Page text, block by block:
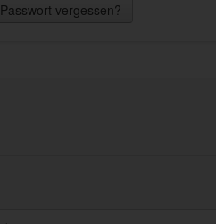
Passwort vergessen?